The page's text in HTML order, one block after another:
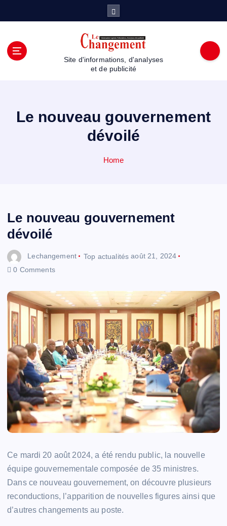
Site d'informations, d'analyses
et de publicité
Le nouveau gouvernement
dévoilé
Home
Le nouveau gouvernement
dévoilé
Lechangement Top actualités août 21, 2024
0 Comments
Ce mardi 20 août 2024, a été rendu public, la nouvelle
équipe gouvernementale composée de 35 ministres.
Dans ce nouveau gouvernement, on découvre plusieurs
reconductions, l’apparition de nouvelles figures ainsi que
d’autres changements au poste.